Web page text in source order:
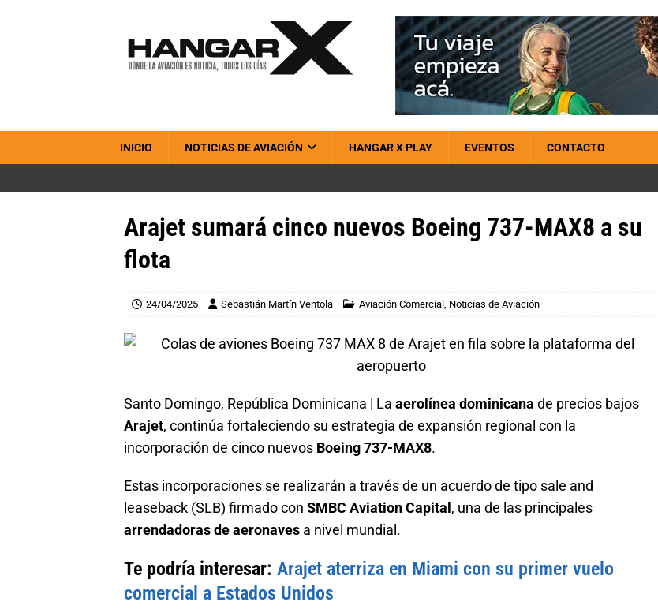
INICIO NOTICIAS DE AVIACIÓN HANGAR X PLAY EVENTOS CONTACTO
Arajet sumará cinco nuevos Boeing 737-MAX8 a su
flota
24/04/2025 Sebastián Martín Ventola Aviación Comercial , Noticias de Aviación
Santo Domingo, República Dominicana | La aerolínea dominicana de precios bajos
Arajet, continúa fortaleciendo su estrategia de expansión regional con la
incorporación de cinco nuevos Boeing 737-MAX8.
Estas incorporaciones se realizarán a través de un acuerdo de tipo sale and
leaseback (SLB) firmado con SMBC Aviation Capital , una de las principales
arrendadoras de aeronaves a nivel mundial.
Te podría interesar: Arajet aterriza en Miami con su primer vuelo
comercial a Estados Unidos